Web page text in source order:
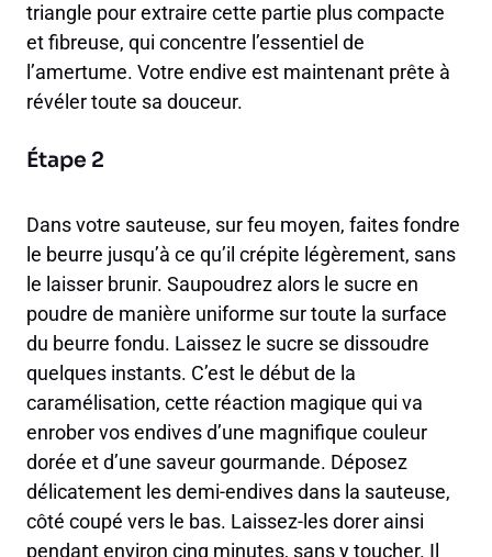
triangle pour extraire cette partie plus compacte
et fibreuse, qui concentre l’essentiel de
l’amertume. Votre endive est maintenant prête à
révéler toute sa douceur.
Étape 2
Dans votre sauteuse, sur feu moyen, faites fondre
le beurre jusqu’à ce qu’il crépite légèrement, sans
le laisser brunir. Saupoudrez alors le sucre en
poudre de manière uniforme sur toute la surface
du beurre fondu. Laissez le sucre se dissoudre
quelques instants. C’est le début de la
caramélisation, cette réaction magique qui va
enrober vos endives d’une magnifique couleur
dorée et d’une saveur gourmande. Déposez
délicatement les demi-endives dans la sauteuse,
côté coupé vers le bas. Laissez-les dorer ainsi
pendant environ cinq minutes, sans y toucher. Il